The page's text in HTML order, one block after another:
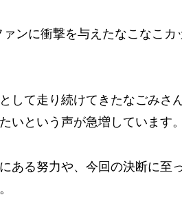
ンに衝撃を与えたなこなこ
して走り続けてきたなごみさ
いという声が急増しています。
ある努力や、今回の決断に至